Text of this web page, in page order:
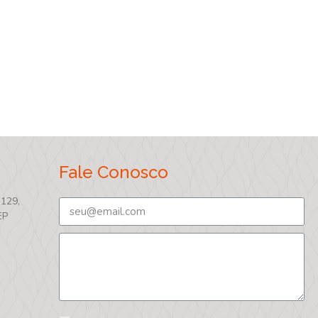
Fale Conosco